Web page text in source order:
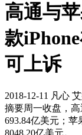
高通与
款
可上诉
2018-12-11 凡心
摘要周一收盘，
693.84亿美元；苹